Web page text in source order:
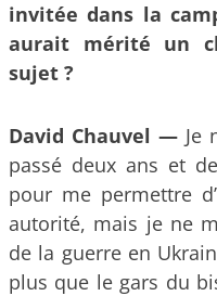
invitée dans la
aurait mérité un
sujet ?
David Chauvel —Je
passé deux ans et
pour me permettre
autorité, mais je ne
de la guerre en
plus que le gars du